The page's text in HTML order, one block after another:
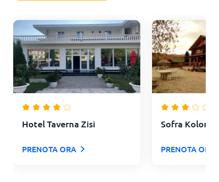
Hotel Taverna Zisi
PRENOTA ORA
Sofra
PRENOTA ORA